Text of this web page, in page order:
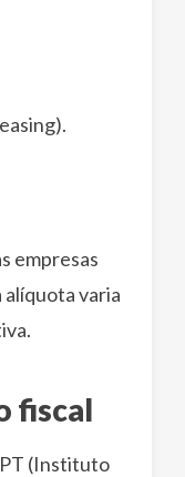
empresas
alíquota varia
fiscal
(Instituto